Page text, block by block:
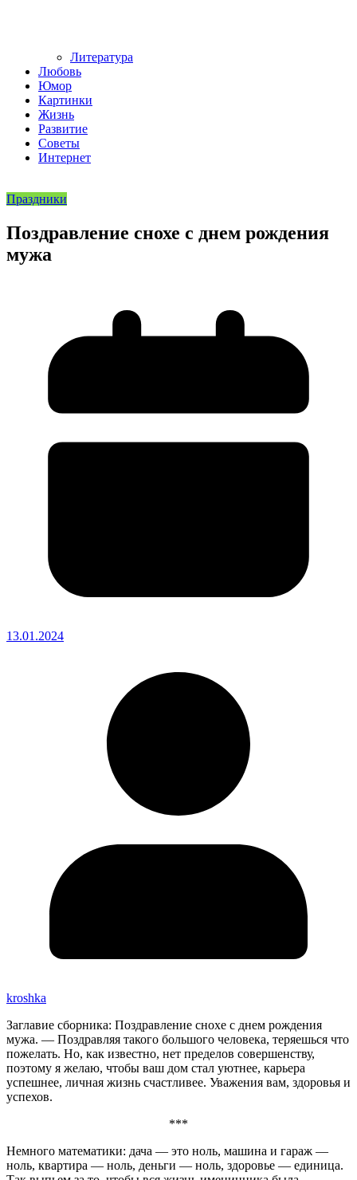
Литература
Любовь
Юмор
Картинки
Жизнь
Развитие
Советы
Интернет
Праздники
Поздравление снохе с днем рождения
мужа
13.01.2024
kroshka
Заглавие сборника: Поздравление снохе с днем рождения
мужа. — Поздравляя такого большого человека, теряешься что
пожелать. Но, как известно, нет пределов совершенству,
поэтому я желаю, чтобы ваш дом стал уютнее, карьера
успешнее, личная жизнь счастливее. Уважения вам, здоровья и
успехов.
***
Немного математики: дача — это ноль, машина и гараж —
ноль, квартира — ноль, деньги — ноль, здоровье — единица.